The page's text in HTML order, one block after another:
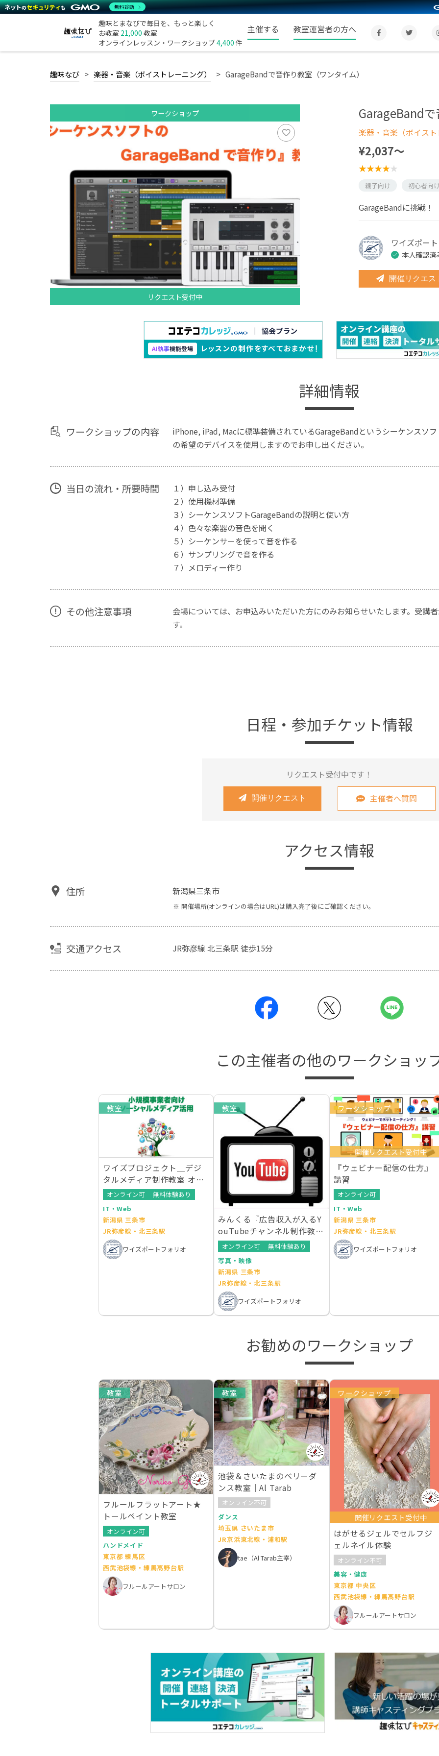
趣味とまなびで毎日を、もっと楽しく
お教室 21,000 教室
オンラインレッスン・ワークショップ4,400 件
主催する 教室運営者の方へ
趣味なび 楽器・音楽（ボイストレーニング） GarageBandで音作り教室（ワンタイム）
ワークショップ
リクエスト受付中
GarageBand
楽器・音楽（ボイス
¥2,037〜
親子向け 初心者向
GarageBandに挑戦！
ワイズポー
本人確認済
開催リクエス
詳細情報
ワークショップの内容
iPhone, iPad, Macに標準装備されているGarageBandというシーケンスソ
の希望のデバイスを使用しますのでお申し出ください。
当日の流れ・所要時間
１）申し込み受付
２）使用機材準備
３）シーケンスソフトGarageBandの説明と使い方
４）色々な楽器の音色を聞く
５）シーケンサーを使って音を作る
６）サンプリングで音を作る
７）メロディー作り
その他注意事項
会場については、お申込みいただいた方にのみお知らせいたします。受講
す。
日程・参加チケット情報
リクエスト受付中です！
開催リクエスト 主催者へ質問
アクセス情報
住所 新潟県三条市
開催場所(オンラインの場合はURL)は購入完了後にご確認ください。
交通アクセス JR弥彦線 北三条駅 徒歩15分
この主催者の他のワークショッ
教室
ワイズプロジェクト＿デジ
タルメディア制作教室 オン
ライン講習
オンライン可
無料体験あり
IT・Web
新潟県 三条市
JR弥彦線・北三条駅
ワイズポートフォリオ
教室
みんくる『広告収入が入るY
ouTubeチャンネル制作教
室』（田村） 仲ノ町教室
オンライン可
無料体験あり
写真・映像
新潟県 三条市
JR弥彦線・北三条駅
ワイズポートフォリオ
ワークショップ
開催リクエスト受付中
『ウェビナー配信の仕方』
講習
オンライン可
IT・Web
新潟県 三条市
JR弥彦線・北三条駅
ワイズポートフォリオ
お勧めのワークショップ
教室
フルールフラットアート★
トールペイント教室
オンライン可
ハンドメイド
東京都 練馬区
西武池袋線・練馬高野台駅
フルールアートサロン
教室
池袋＆さいたまのベリーダ
ンス教室｜Al Tarab
オンライン不可
ダンス
埼玉県 さいたま市
JR京浜東北線・浦和駅
tae（Al Tarab主宰）
ワークショップ
開催リクエスト受付中
はがせるジェルでセルフジ
ェルネイル体験
オンライン不可
美容・健康
東京都 中央区
西武池袋線・練馬高野台駅
フルールアートサロン
無料診断